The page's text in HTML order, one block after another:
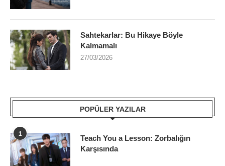
Sahtekarlar: Bu Hikaye Böyle
Kalmamalı
27/03/2026
POPÜLER YAZILAR
1
Teach You a Lesson: Zorbalığın
Karşısında